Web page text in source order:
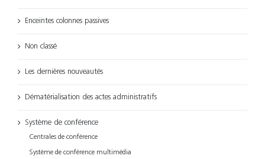
Enceintes colonnes passives
Non classé
Les dernières nouveautés
Dématérialisation des actes administratifs
Système de conférence
Centrales de conférence
Système de conférence multimédia